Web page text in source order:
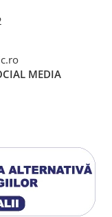
MEDIA